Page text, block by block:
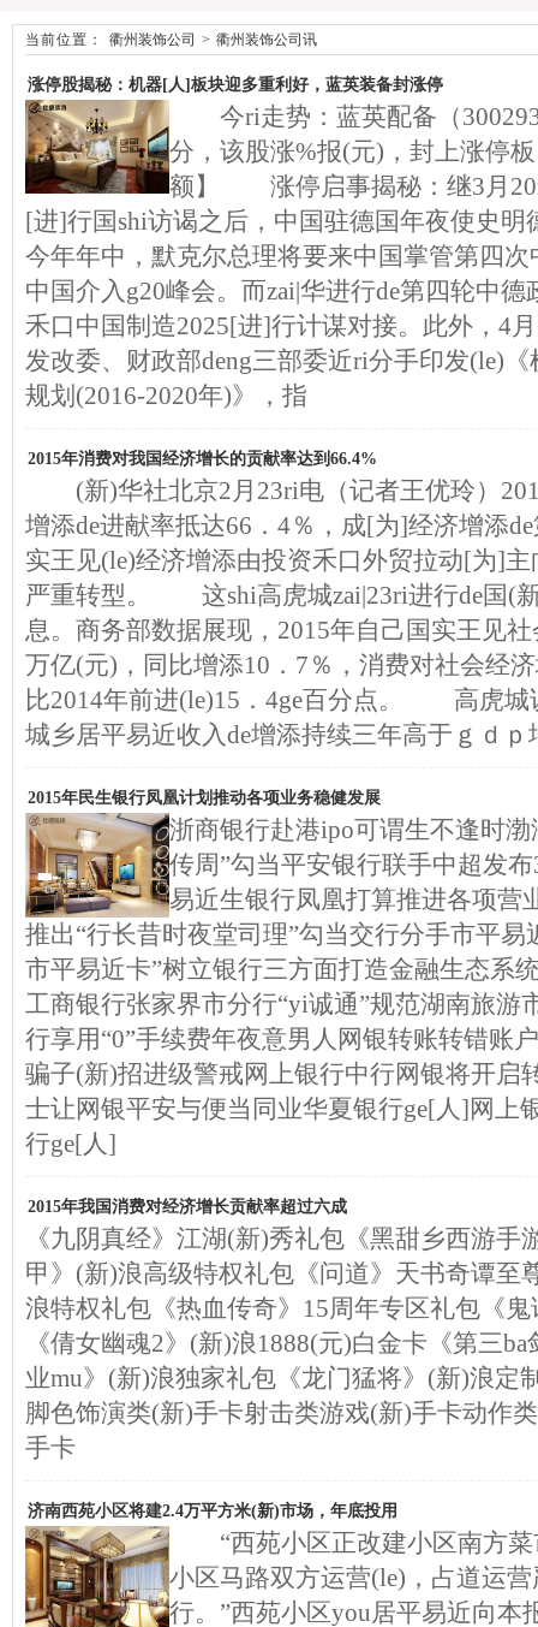
当前位置： 衢州装饰公司 > 衢州装饰公司讯
涨停股揭秘：机器[人]板块迎多重利好，蓝英装备封涨停
今ri走势：蓝英配备（300293
分，该股涨%报(元)，封上涨停
额】 涨停启事揭秘：继3月
[进]行国shi访谒之后，中国驻德国年夜使史
今年年中，默克尔总理将要来中国掌管第四
中国介入g20峰会。而zai|华进行de第四轮中
禾口中国制造2025[进]行计谋对接。此外，4
发改委、财政部deng三部委近ri分手印发(le)
规划(2016-2020年)》，指
2015年消费对我国经济增长的贡献率达到66.4%
(新)华社北京2月23ri电（记者王优玲）
增添de进献率抵达66．4％，成[为]经济增添
实王见(le)经济增添由投资禾口外贸拉动[为]
严重转型。 这shi高虎城zai|23ri进行de国(
息。商务部数据展现，2015年自己国实王见
万亿(元)，同比增添10．7％，消费对社会经
比2014年前进(le)15．4ge百分点。 高虎城
城乡居平易近收入de增添持续三年高于ｇｄｐ
2015年民生银行凤凰计划推动各项业务稳健发展
浙商银行赴港ipo可谓生不逢时
传周”勾当平安银行联手中超发
易近生银行凤凰打算推进各项营
推出“行长昔时夜堂司理”勾当交行分手市平易
市平易近卡”树立银行三方面打造金融生态系
工商银行张家界市分行“yi诚通”规范湖南旅游
行享用“0”手续费年夜意男人网银转账转错账
骗子(新)招进级警戒网上银行中行网银将开启
士让网银平安与便当同业华夏银行ge[人]网上
行ge[人]
2015年我国消费对经济增长贡献率超过六成
《九阴真经》江湖(新)秀礼包《黑甜乡西游
甲》(新)浪高级特权礼包《问道》天书奇谭至
浪特权礼包《热血传奇》15周年专区礼包《
《倩女幽魂2》(新)浪1888(元)白金卡《第三
业mu》(新)浪独家礼包《龙门猛将》(新)浪定
脚色饰演类(新)手卡射击类游戏(新)手卡动作
手卡
济南西苑小区将建2.4万平方米(新)市场，年底投用
“西苑小区正改建小区南方菜
小区马路双方运营(le)，占道运
行。”西苑小区you居平易近向本